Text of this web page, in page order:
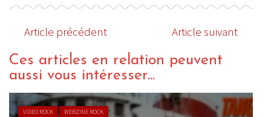
Article précédent Article suivant
Ces articles en relation peuvent
aussi vous intéresser...
VIDEO ROCK WEBZINE ROCK